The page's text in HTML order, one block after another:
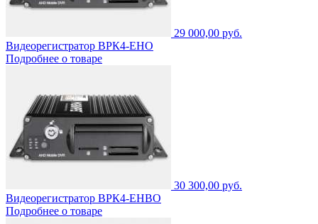
29 000,00 руб.
Видеорегистратор ВРК4-ЕНО
Подробнее о товаре
30 300,00 руб.
Видеорегистратор ВРК4-ЕНВО
Подробнее о товаре